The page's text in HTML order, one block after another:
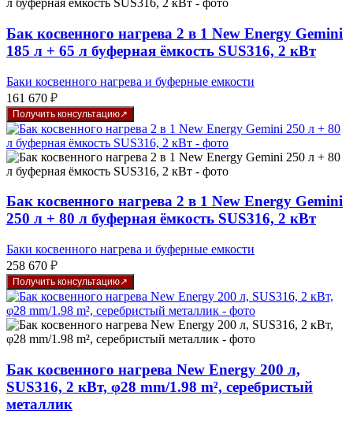
Бак косвенного нагрева 2 в 1 New Energy Gemini
185 л + 65 л буферная ёмкость SUS316, 2 кВт
Баки косвенного нагрева и буферные емкости
161 670 ₽
Получить консультацию
Бак косвенного нагрева 2 в 1 New Energy Gemini
250 л + 80 л буферная ёмкость SUS316, 2 кВт
Баки косвенного нагрева и буферные емкости
258 670 ₽
Получить консультацию
Бак косвенного нагрева New Energy 200 л,
SUS316, 2 кВт, φ28 mm/1.98 m², серебристый
металлик